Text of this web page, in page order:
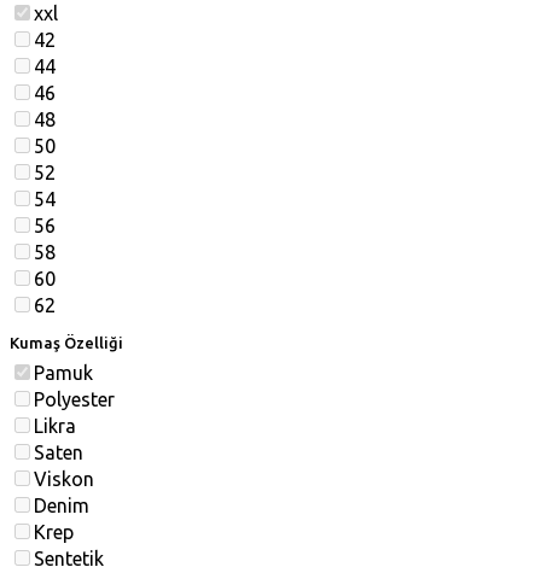
xxl
42
44
46
48
50
52
54
56
58
60
62
Kumaş Özelliği
Pamuk
Polyester
Likra
Saten
Viskon
Denim
Krep
Sentetik